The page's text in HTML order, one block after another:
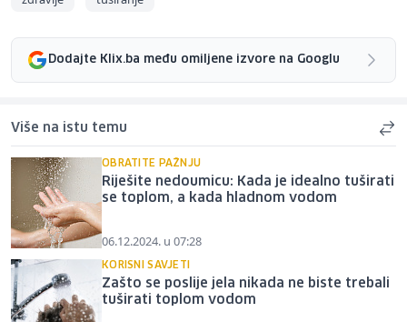
Dodajte Klix.ba među omiljene izvore na Googlu
Više na istu temu
OBRATITE PAŽNJU
Riješite nedoumicu: Kada je idealno tuširati
se toplom, a kada hladnom vodom
06.12.2024. u 07:28
KORISNI SAVJETI
Zašto se poslije jela nikada ne biste trebali
tuširati toplom vodom